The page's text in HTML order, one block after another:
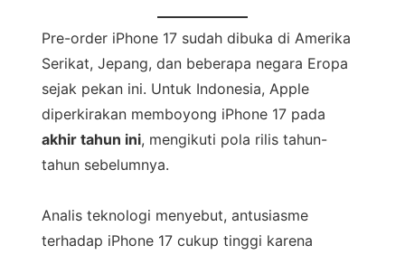
Pre-order iPhone 17 sudah dibuka di Amerika
Serikat, Jepang, dan beberapa negara Eropa
sejak pekan ini. Untuk Indonesia, Apple
diperkirakan memboyong iPhone 17 pada
akhir tahun ini, mengikuti pola rilis tahun-
tahun sebelumnya.
Analis teknologi menyebut, antusiasme
terhadap iPhone 17 cukup tinggi karena